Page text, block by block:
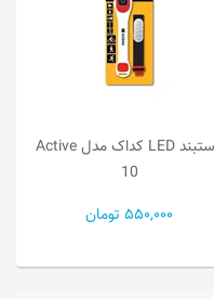
دستبند LED کداک مدل Active
10
550,000 تومان